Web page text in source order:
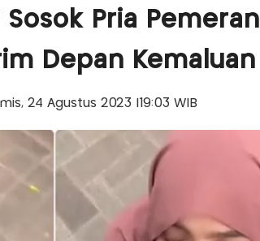
Pria Pemeran
Depan Kemaluan
24 Agustus 2023 |19:03 WIB